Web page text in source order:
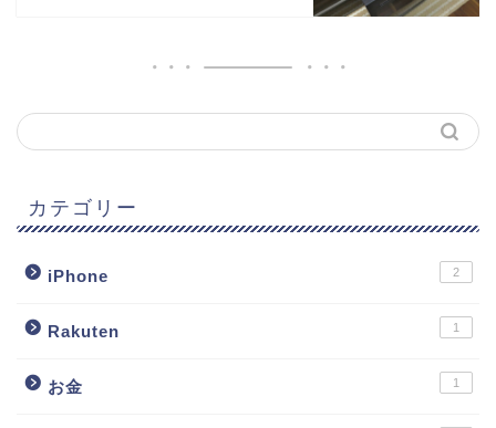
カテゴリー
iPhone 2
Rakuten 1
お金 1